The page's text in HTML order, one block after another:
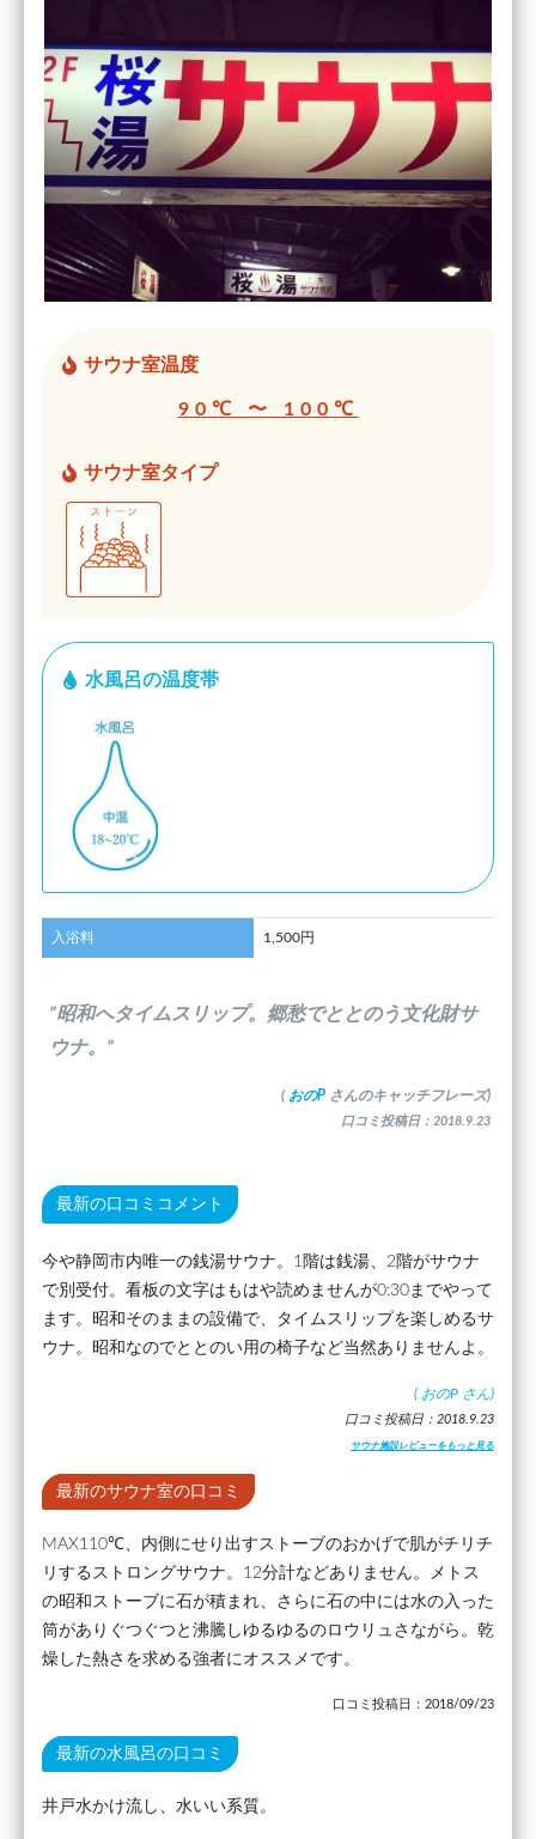
サウナ室温度
90℃ 〜 100℃
サウナ室タイプ
水風呂の温度帯
入浴料 1,500円
”昭和へタイムスリップ。郷愁でととのう文化財サ
ウナ。”
( おのP さんのキャッチフレーズ)
口コミ投稿日：2018.9.23
最新の口コミコメント
今や静岡市内唯一の銭湯サウナ。1階は銭湯、2階がサウナ
で別受付。看板の文字はもはや読めませんが0:30までやって
ます。昭和そのままの設備で、タイムスリップを楽しめるサ
ウナ。昭和なのでととのい用の椅子など当然ありませんよ。
( おのP さん)
口コミ投稿日：2018.9.23
サウナ施設レビューをもっと見る
最新のサウナ室の口コミ
MAX110℃、内側にせり出すストーブのおかげで肌がチリチ
リするストロングサウナ。12分計などありません。メトス
の昭和ストーブに石が積まれ、さらに石の中には水の入った
筒がありぐつぐつと沸騰しゆるゆるのロウリュさながら。乾
燥した熱さを求める強者にオススメです。
口コミ投稿日：2018/09/23
最新の水風呂の口コミ
井戸水かけ流し、水いい系質。